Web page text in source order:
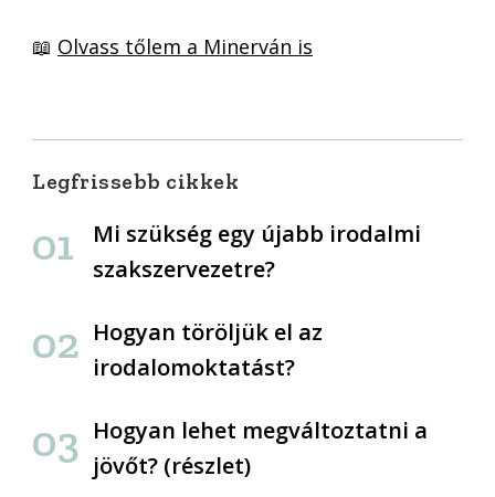
📖 Olvass tőlem a Minerván is
Legfrissebb cikkek
Mi szükség egy újabb irodalmi
szakszervezetre?
Hogyan töröljük el az
irodalomoktatást?
Hogyan lehet megváltoztatni a
jövőt? (részlet)